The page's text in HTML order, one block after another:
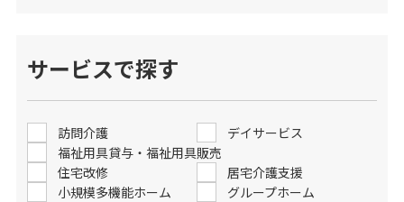
サービスで探す
訪問介護
デイサービス
福祉用具貸与・福祉用具販売
住宅改修
居宅介護支援
小規模多機能ホーム
グループホーム